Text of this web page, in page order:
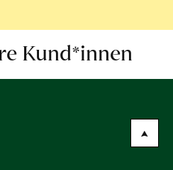
Kund*innen